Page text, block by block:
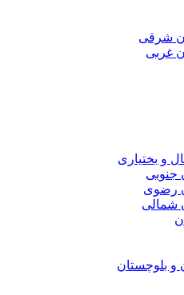
شرقی
غربی
و بختیاری
جنوبی
رضوی
شمالی
و بلوچستان